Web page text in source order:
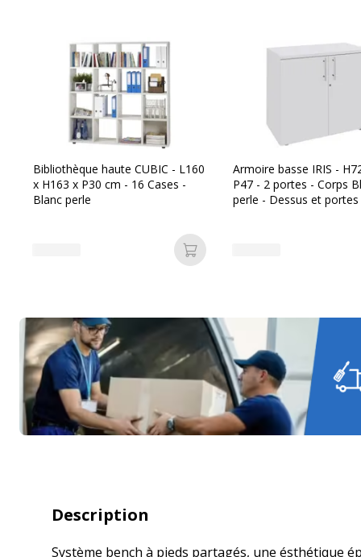
Bibliothèque haute CUBIC - L160
x H163 x P30 cm - 16 Cases -
Blanc perle
Ajouter au panier
Armoire basse IRIS -
P47 - 2 portes - Corps
perle - Dessus et
Description
Système bench à pieds partagés, une ésthétique